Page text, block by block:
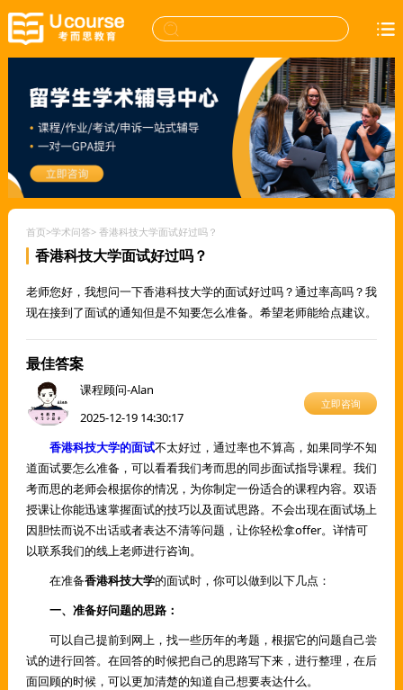
首页>学术问答> 香港科技大学面试好过吗？
香港科技大学面试好过吗？
老师您好，我想问一下香港科技大学的面试好过吗？通过率高吗？我
现在接到了面试的通知但是不知要怎么准备。希望老师能给点建议。
最佳答案
课程顾问-Alan
2025-12-19 14:30:17
立即咨询
香港科技大学的面试不太好过，通过率也不算高，如果同学不知
道面试要怎么准备，可以看看我们考而思的同步面试指导课程。我们
考而思的老师会根据你的情况，为你制定一份适合的课程内容。双语
授课让你能迅速掌握面试的技巧以及面试思路。不会出现在面试场上
因胆怯而说不出话或者表达不清等问题，让你轻松拿offer。详情可
以联系我们的线上老师进行咨询。
在准备香港科技大学的面试时，你可以做到以下几点：
一、准备好问题的思路：
可以自己提前到网上，找一些历年的考题，根据它的问题自己尝
试的进行回答。在回答的时候把自己的思路写下来，进行整理，在后
面回顾的时候，可以更加清楚的知道自己想要表达什么。